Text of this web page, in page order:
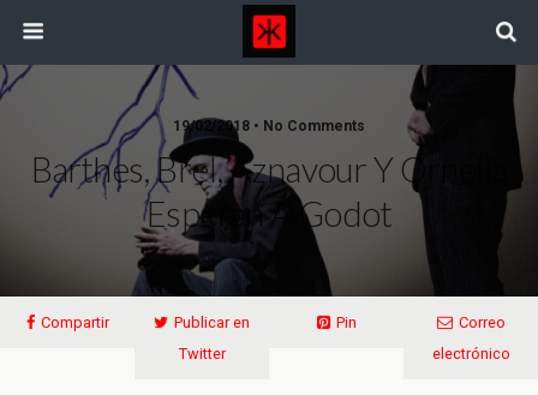
19/02/2018 • No Comments
Barthes, Brel, Aznavour Y Ornella
Esperan A Godot
Compartir
Publicar en
Twitter
Pin
Correo
electrónico